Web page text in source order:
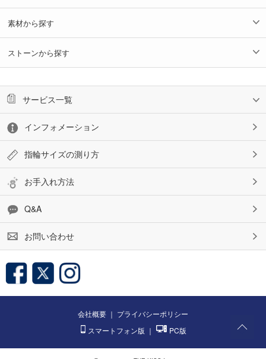
素材から探す
ストーンから探す
サービス一覧
インフォメーション
指輪サイズの測り方
お手入れ方法
Q&A
お問い合わせ
会社概要 ｜ プライバシーポリシー
スマートフォン版 ｜ PC版